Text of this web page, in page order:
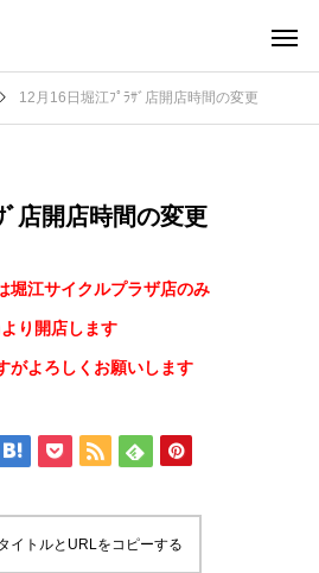
12月16日堀江ﾌﾟﾗｻﾞ店開店時間の変更
店開店時間の変更
堀江サイクルプラザ店のみ
り開店します
がよろしくお願いします
イトルとURLをコピーする